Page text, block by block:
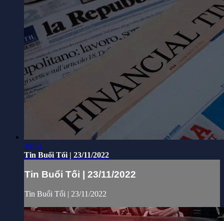
49:51
Tin Buổi Tối | 23/11/2022
Tin Buổi Tối | 23/11/2022
Tin Buổi Tối | 23/11/2022